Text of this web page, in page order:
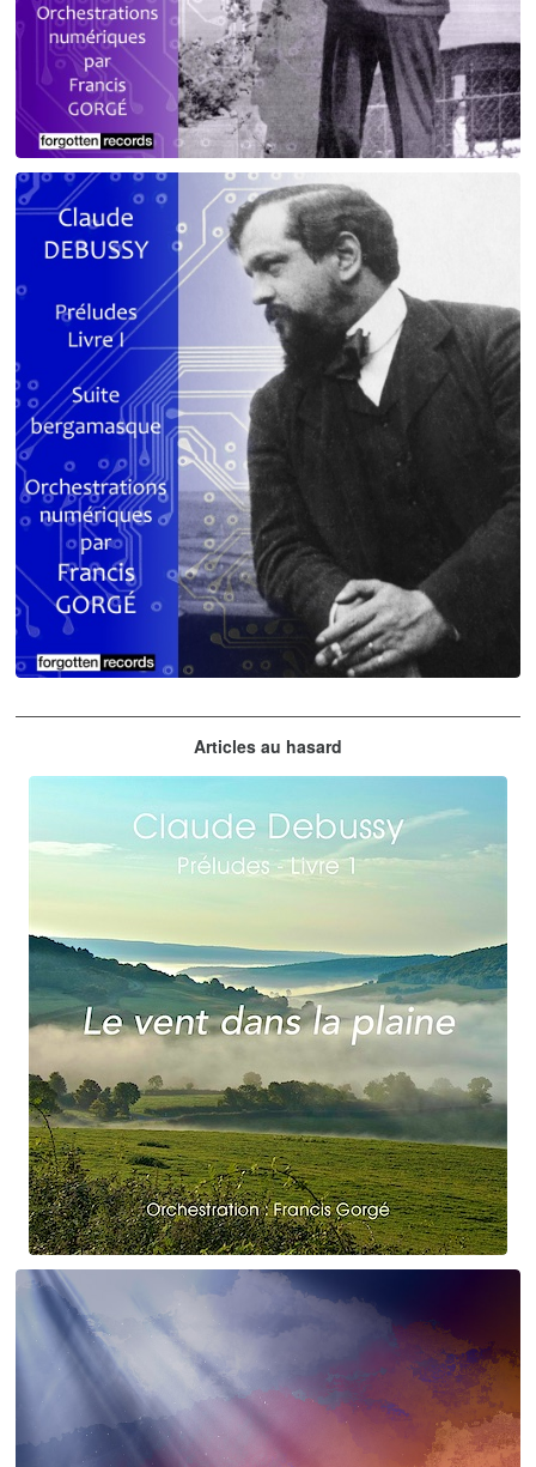
Debussy - Schmitt - Ravel
orchestrations numériques par Francis Gorgé
Articles au hasard
Claude Debussy
Le vent dans la plaine